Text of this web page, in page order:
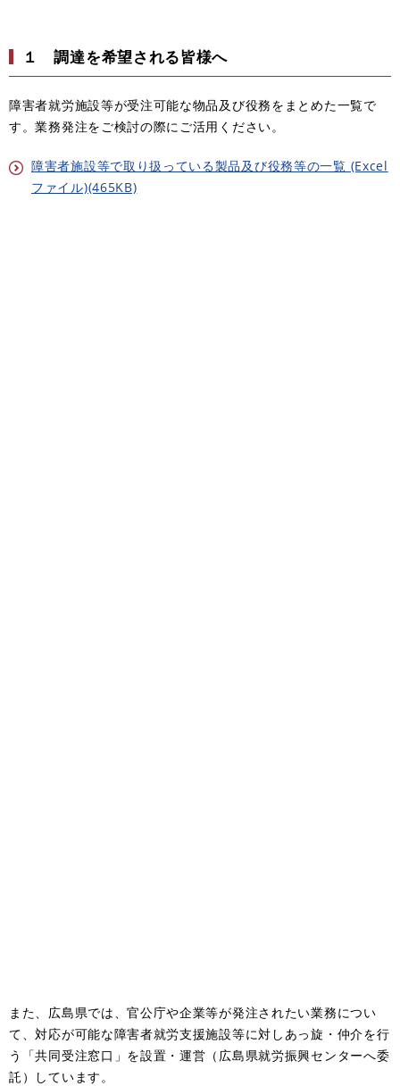
１ 調達を希望される皆様へ
障害者就労施設等が受注可能な物品及び役務をまとめた一覧で
す。業務発注をご検討の際にご活用ください。
障害者施設等で取り扱っている製品及び役務等の一覧 (Excel
ファイル)(465KB)
また、広島県では、官公庁や企業等が発注されたい業務につい
て、対応が可能な障害者就労支援施設等に対しあっ旋・仲介を行
う「共同受注窓口」を設置・運営（広島県就労振興センターへ委
託）しています。